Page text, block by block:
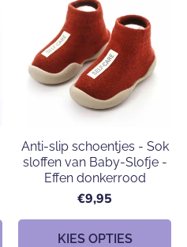
Anti-slip schoentjes - Sok
sloffen van Baby-Slofje -
Effen donkerrood
€9,95
KIES OPTIES